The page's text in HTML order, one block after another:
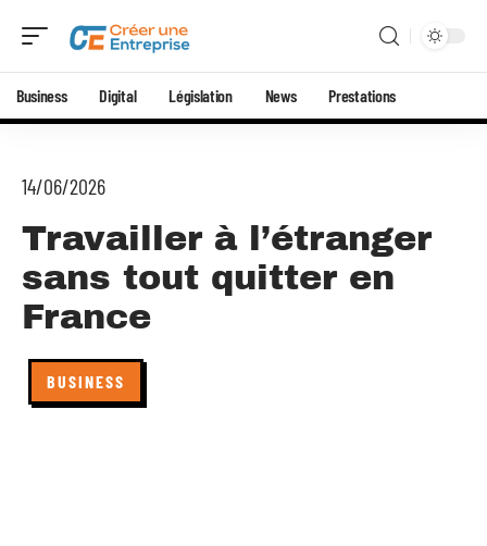
Business Digital Législation News Prestations
14/06/2026
Travailler à l’étranger
sans tout quitter en
France
BUSINESS